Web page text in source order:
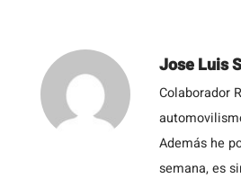
Jose Luis
Colaborador
Además he
semana, es